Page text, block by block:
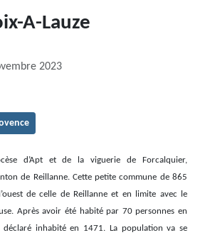
A-Lauze
2023
d’Apt et de la viguerie de Forcalquier,
de Reillanne. Cette petite commune de 865
de celle de Reillanne et en limite avec le
Après avoir été habité par 70 personnes en
inhabité en 1471. La population va se